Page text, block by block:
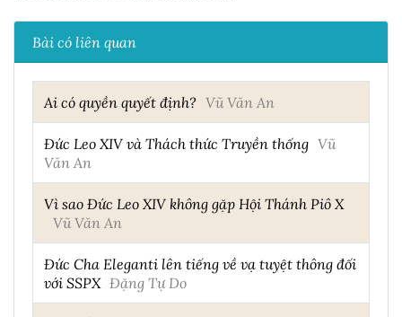
Bài có liên quan
Ai có quyền quyết định? Vũ Văn An
Đức Leo XIV và Thách thức Truyền thống Vũ
Văn An
Vì sao Đức Leo XIV không gặp Hội Thánh Piô X
Vũ Văn An
Đức Cha Eleganti lên tiếng về vạ tuyệt thông đối
với SSPX Đặng Tự Do